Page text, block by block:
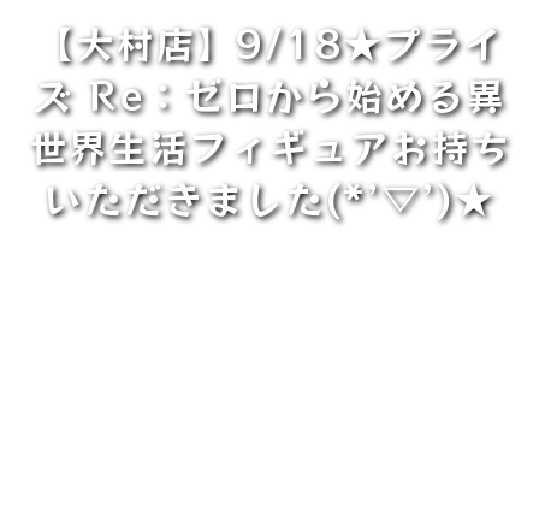
【大村店】9/18★プライ
ズ Re：ゼロから始める異
世界生活フィギュアお持ち
いただきました(*’▽’)★